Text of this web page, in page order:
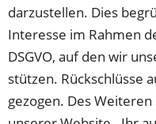
darzustellen. Dies
Interesse im Rahmen
DSGVO, auf den wir
stützen. Rückschlüsse
gezogen. Des